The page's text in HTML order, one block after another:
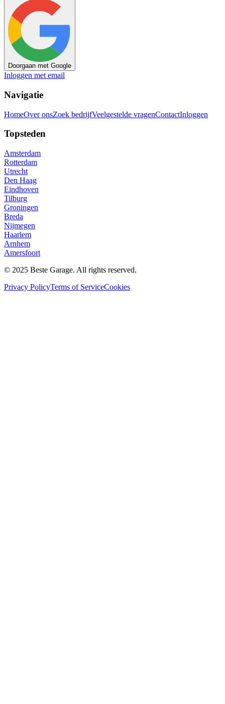
Doorgaan met Google
Inloggen met email
Navigatie
HomeOver onsZoek bedrijfVeelgestelde vragenContactInloggen
Topsteden
Amsterdam
Rotterdam
Utrecht
Den Haag
Eindhoven
Tilburg
Groningen
Breda
Nijmegen
Haarlem
Arnhem
Amersfoort
© 2025 Beste Garage. All rights reserved.
Privacy PolicyTerms of ServiceCookies